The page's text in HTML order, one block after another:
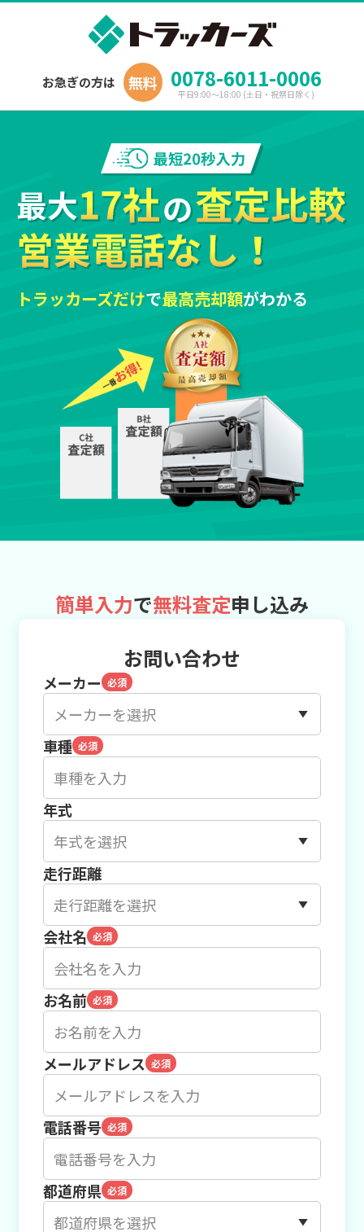
お急ぎの方は 無料 0078-6011-0006
平日9:00～18:00 (土日・祝祭日除く)
トラッカーズだけで最高売却額がわかる
簡単入力で無料査定申し込み
お問い合わせ
メーカー 必須
車種 必須
年式
走行距離
会社名 必須
お名前 必須
メールアドレス 必須
電話番号 必須
都道府県 必須